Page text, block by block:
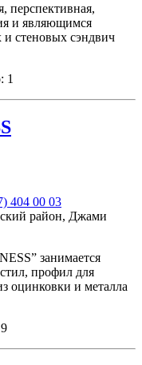
перспективная,
и являющимся
стеновых сэндвич
: 1
404 00 03
район, Джами
занимается
профил для
оцинковки и металла